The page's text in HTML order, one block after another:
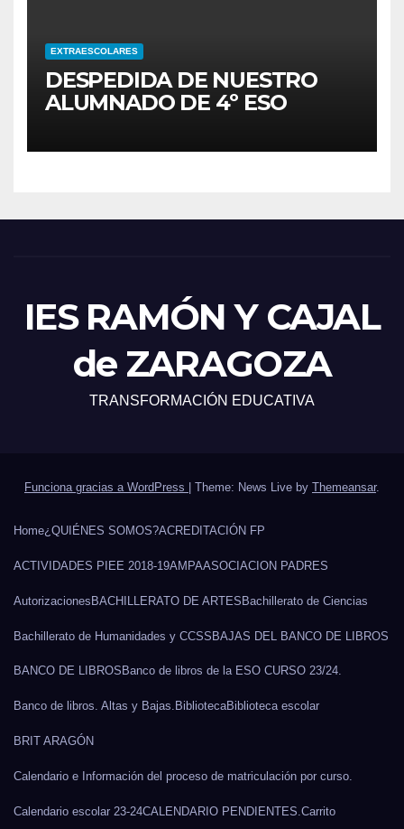
EXTRAESCOLARES
DESPEDIDA DE NUESTRO
ALUMNADO DE 4º ESO
IES RAMÓN Y CAJAL
de ZARAGOZA
TRANSFORMACIÓN EDUCATIVA
Funciona gracias a WordPress Theme: News Live by Themeansar.
Home¿QUIÉNES SOMOS?ACREDITACIÓN FP
ACTIVIDADES PIEE 2018-19AMPAASOCIACION PADRES
Autorizaciones BACHILLERATO DE ARTES Bachillerato de Ciencias
Bachillerato de Humanidades y CCSSBAJAS DEL BANCO DE LIBROS
BANCO DE LIBROS Banco de libros de la ESO CURSO 23/24.
Banco de libros. Altas y Bajas. BibliotecaBiblioteca escolar
BRIT ARAGÓN
Calendario e Información del proceso de matriculación por curso.
Calendario escolar 23-24CALENDARIO PENDIENTES. Carrito